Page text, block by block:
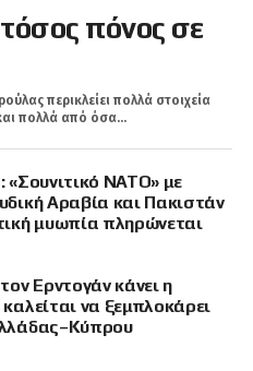
πόνος σε
περικλείει πολλά στοιχεία
πολλά από όσα...
«Σουνιτικό ΝΑΤΟ» με
Αραβία και Πακιστάν
μυωπία πληρώνεται
Ερντογάν κάνει η
να ξεμπλοκάρει